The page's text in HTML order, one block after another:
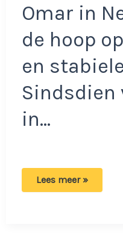
Omar in
de hoop
en
in…
Omar
Lees meer »